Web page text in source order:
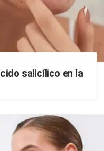
salicílico en la